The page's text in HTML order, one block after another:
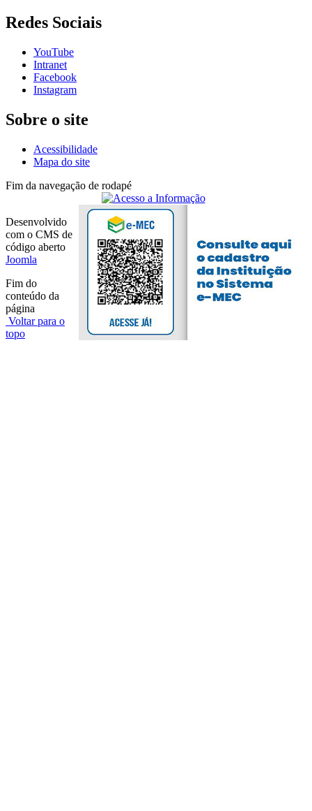
Redes Sociais
YouTube
Intranet
Facebook
Instagram
Sobre o site
Acessibilidade
Mapa do site
Fim da navegação de rodapé
Desenvolvido
com o CMS de
código aberto
Joomla
Fim do
conteúdo da
página
Voltar para o
topo